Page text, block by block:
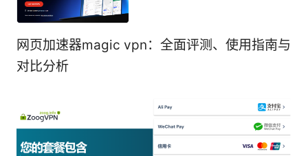
网页加速器magic vpn：全面评测、使用指南与
对比分析